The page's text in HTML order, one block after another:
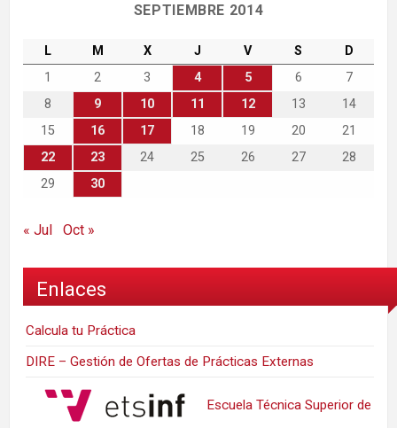
SEPTIEMBRE 2014
L M X J V S
D
1
2 3 4 5 6
7
8
9 10 11 12 13
14
15
16 17 18 19 20
21
22
23 24 25 26 27
28
29
30
« Jul Oct »
Enlaces
Calcula tu Práctica
DIRE – Gestión de Ofertas de Prácticas Externas
Escuela Técnica Superior de